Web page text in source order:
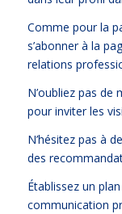
Comme pour la
s’abonner à la
relations
N’oubliez pas
pour inviter les
N’hésitez pas à
des
Établissez un
communication